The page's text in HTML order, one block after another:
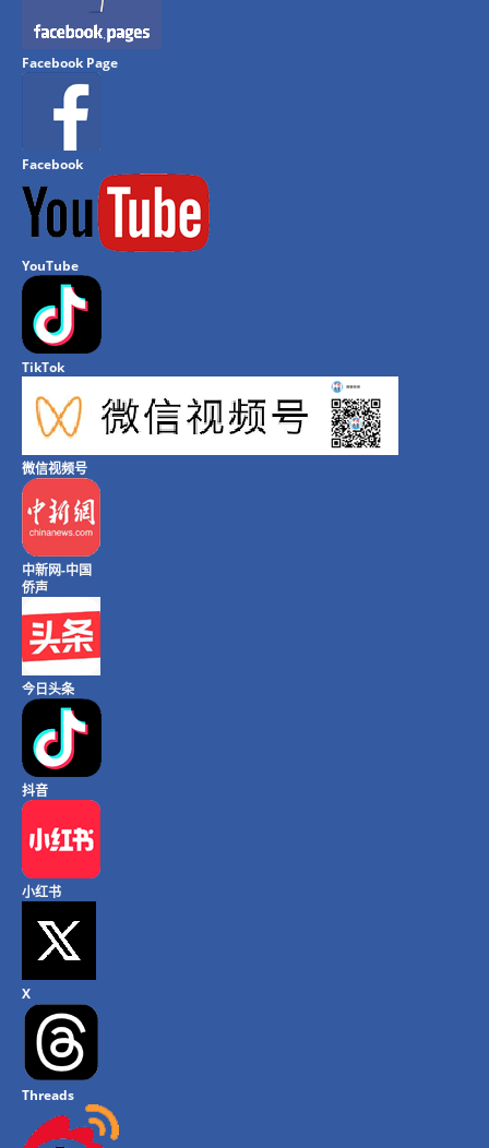
Facebook Page
Facebook
YouTube
TikTok
微信视频号
中新网-中国
侨声
今日头条
抖音
小红书
X
Threads